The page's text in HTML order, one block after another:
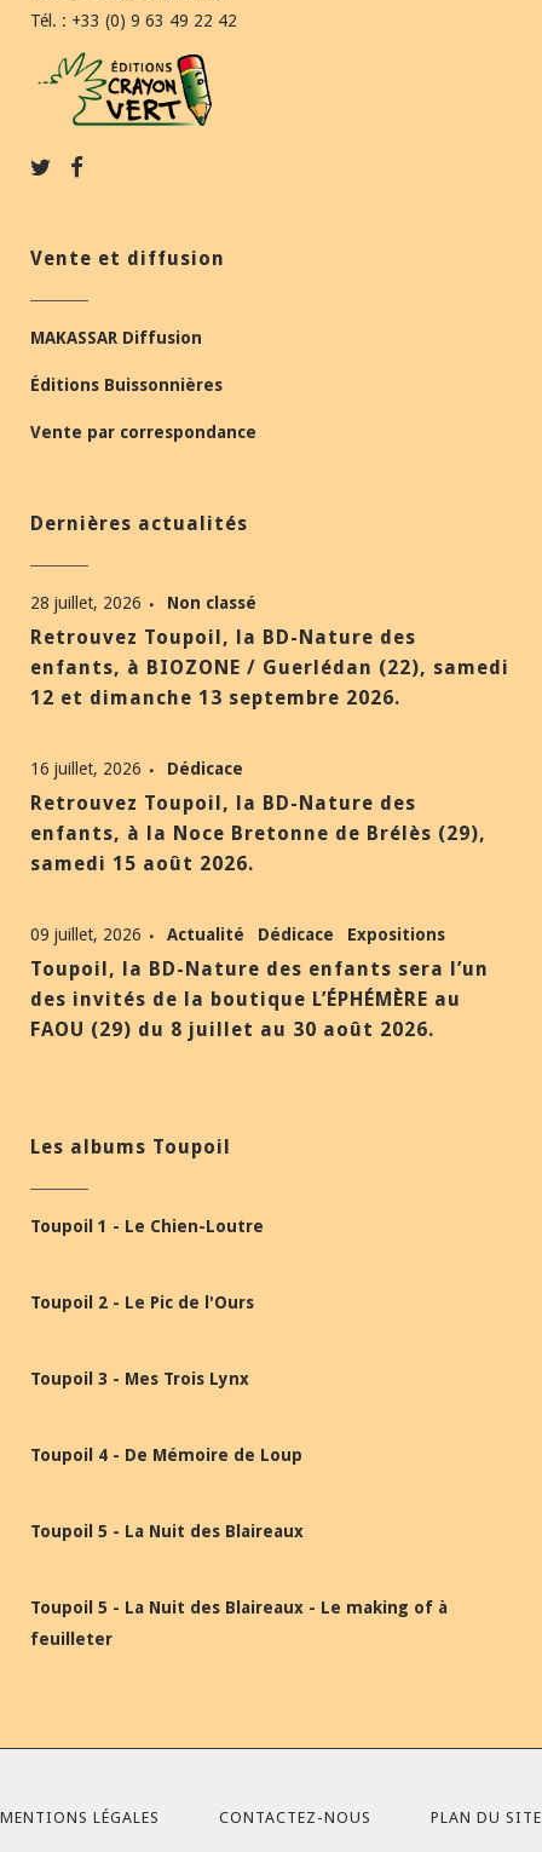
Tél. : +33 (0) 9 63 49 22 42
Vente et diffusion
MAKASSAR Diffusion
Éditions Buissonnières
Vente par correspondance
Dernières actualités
28 juillet, 2026 Non classé
Retrouvez Toupoil, la BD-Nature des
enfants, à BIOZONE / Guerlédan (22), samedi
12 et dimanche 13 septembre 2026.
16 juillet, 2026 Dédicace
Retrouvez Toupoil, la BD-Nature des
enfants, à la Noce Bretonne de Brélès (29),
samedi 15 août 2026.
09 juillet, 2026 Actualité Dédicace Expositions
Toupoil, la BD-Nature des enfants sera l’un
des invités de la boutique L’ÉPHÉMÈRE au
FAOU (29) du 8 juillet au 30 août 2026.
Les albums Toupoil
Toupoil 1 - Le Chien-Loutre
Toupoil 2 - Le Pic de l'Ours
Toupoil 3 - Mes Trois Lynx
Toupoil 4 - De Mémoire de Loup
Toupoil 5 - La Nuit des Blaireaux
Toupoil 5 - La Nuit des Blaireaux - Le making of à
feuilleter
MENTIONS LÉGALES CONTACTEZ-NOUS PLAN DU SITE